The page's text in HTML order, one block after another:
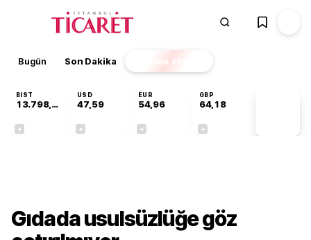
Bugün Son Dakika Finans EKSTRA
BIST
13.798,82
USD
47,59
EUR
54,96
GBP
64,18
Gıdada usulsüzlüğe göz